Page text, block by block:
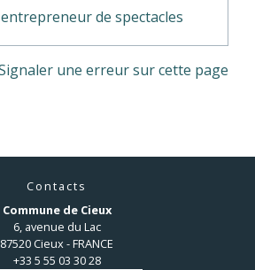
de spectacles
une erreur sur cette page
Contacts
Commune de Cieux
6, avenue du Lac
87520 Cieux - FRANCE
+33 5 55 03 30 28